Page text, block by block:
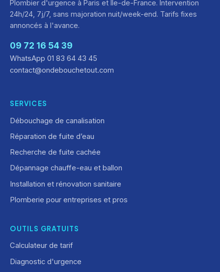
Plombier d'urgence à Paris et Île-de-France. Intervention
24h/24, 7j/7, sans majoration nuit/week-end. Tarifs fixes
annoncés à l'avance.
09 72 16 54 39
WhatsApp 01 83 64 43 45
contact@ondebouchetout.com
SERVICES
Débouchage de canalisation
Réparation de fuite d’eau
Recherche de fuite cachée
Dépannage chauffe-eau et ballon
Installation et rénovation sanitaire
Plomberie pour entreprises et pros
OUTILS GRATUITS
Calculateur de tarif
Diagnostic d'urgence